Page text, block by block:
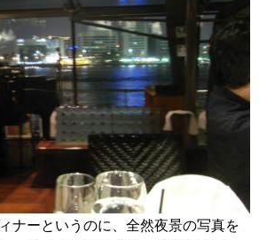
ナーというのに、全然夜景の写真を